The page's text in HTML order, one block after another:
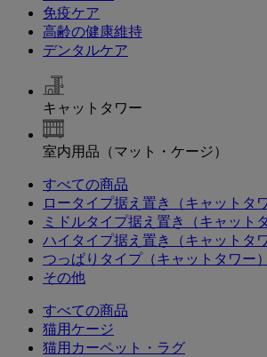
免疫ケア
高齢の健康維持
デンタルケア
キャットタワー
室内用品（マット・ケージ）
すべての商品
ロータイプ据え置き（キャットタワ
ミドルタイプ据え置き（キャット
ハイタイプ据え置き（キャットタワ
つっぱりタイプ（キャットタワー）
その他
すべての商品
猫用ケージ
猫用カーペット・ラグ